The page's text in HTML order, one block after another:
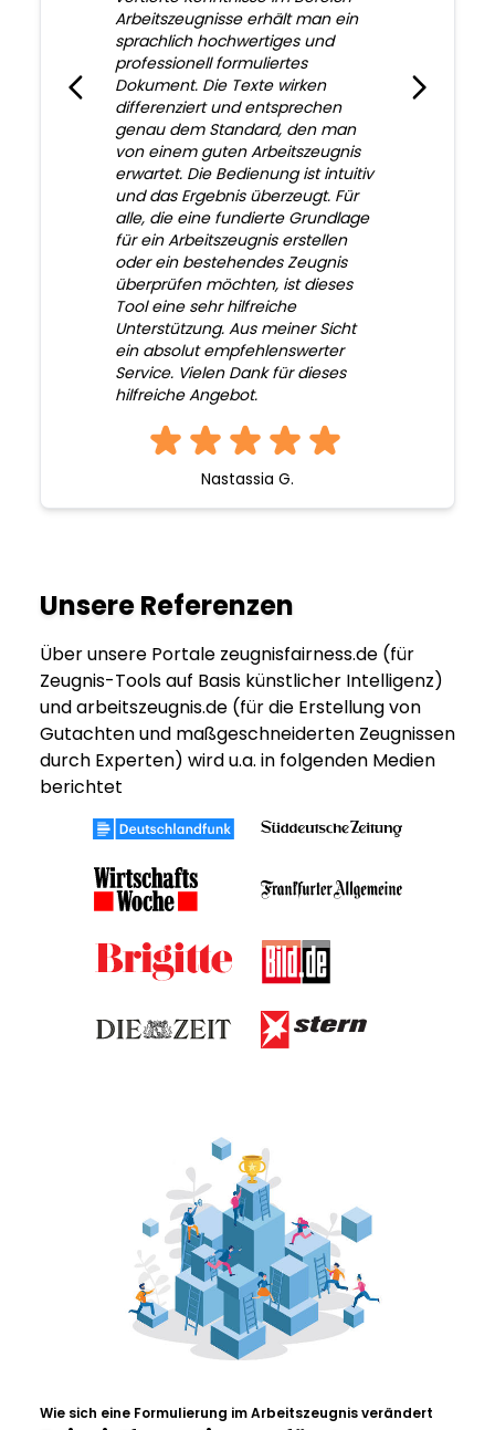
Arbeitszeugnisse erhält man ein
sprachlich hochwertiges und
professionell formuliertes
Dokument. Die Texte wirken
differenziert und entsprechen
genau dem Standard, den man
von einem guten Arbeitszeugnis
erwartet. Die Bedienung ist intuitiv
und das Ergebnis überzeugt. Für
alle, die eine fundierte Grundlage
für ein Arbeitszeugnis erstellen
oder ein bestehendes Zeugnis
überprüfen möchten, ist dieses
Tool eine sehr hilfreiche
Unterstützung. Aus meiner Sicht
ein absolut empfehlenswerter
Service. Vielen Dank für dieses
hilfreiche Angebot.
Nastassia G.
Unsere Referenzen
Über unsere Portale zeugnisfairness.de (für
Zeugnis-Tools auf Basis künstlicher Intelligenz)
und arbeitszeugnis.de (für die Erstellung von
Gutachten und maßgeschneiderten Zeugnissen
durch Experten) wird u.a. in folgenden Medien
berichtet
Wie sich eine Formulierung im Arbeitszeugnis verändert